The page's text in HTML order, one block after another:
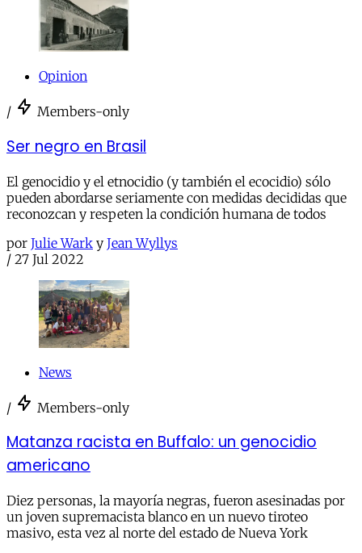
Opinion
/ Members-only
Ser negro en Brasil
El genocidio y el etnocidio (y también el ecocidio) sólo
pueden abordarse seriamente con medidas decididas que
reconozcan y respeten la condición humana de todos
por Julie Wark y Jean Wyllys
/ 27 Jul 2022
News
/ Members-only
Matanza racista en Buffalo: un genocidio
americano
Diez personas, la mayoría negras, fueron asesinadas por
un joven supremacista blanco en un nuevo tiroteo
masivo, esta vez al norte del estado de Nueva York